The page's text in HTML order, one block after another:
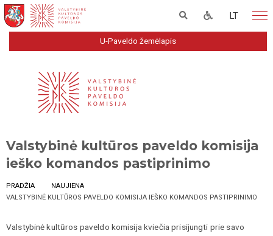
LT
U-Paveldo žemėlapis
Valstybinė kultūros paveldo komisija
ieško komandos pastiprinimo
PRADŽIA
NAUJIENA
VALSTYBINĖ KULTŪROS PAVELDO KOMISIJA IEŠKO KOMANDOS PASTIPRINIMO
Valstybinė kultūros paveldo komisija kviečia prisijungti prie savo